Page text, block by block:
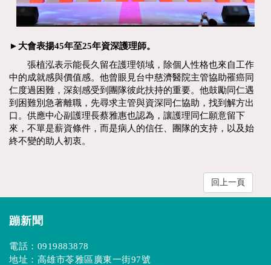
►大會表揚45年至25年資深護理師。
張植泓表示能長久留在護理領域，除個人性格也來自工作
中的成就感與價值感。他曾眼見台中慈濟醫院主管協助罹癌同
仁度過困難，深刻感受到團隊彼此扶持的重要。他鼓勵同仁遇
到困難別急著離職，先尋求主管與資深同仁協助，找到解方出
口。供應中心副護理長蔡雅惠也認為，讓護理同仁願意留下
來，不單是薪資條件，而是病人的信任、團隊的支持，以及始
終不變的助人初衷。
回上一頁
蹦新聞
電話： 0919883878
地址：高雄市苓雅區廣東一街97號